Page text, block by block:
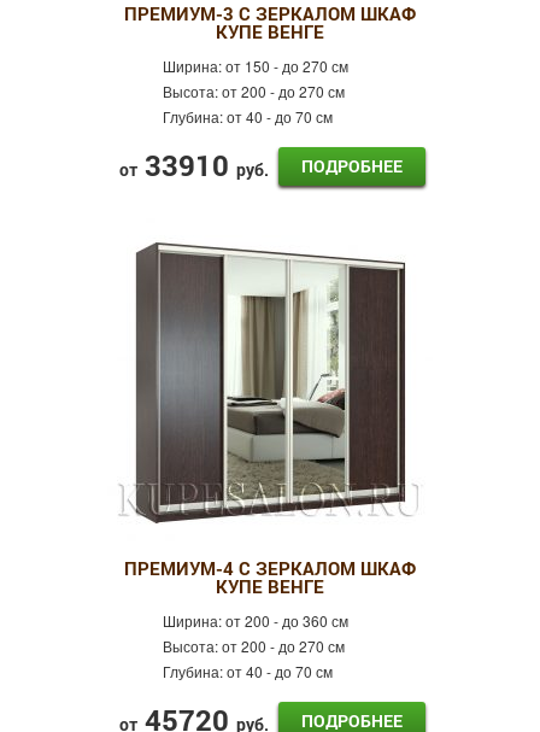
ПРЕМИУМ-3 С ЗЕРКАЛОМ ШКАФ
КУПЕ ВЕНГЕ
Ширина:от 150 - до 270 см
Высота:от 200 - до 270 см
Глубина:от 40 - до 70 см
от 33910 руб. ПОДРОБНЕЕ
ПРЕМИУМ-4 С ЗЕРКАЛОМ ШКАФ
КУПЕ ВЕНГЕ
Ширина:от 200 - до 360 см
Высота:от 200 - до 270 см
Глубина:от 40 - до 70 см
от 45720 руб. ПОДРОБНЕЕ